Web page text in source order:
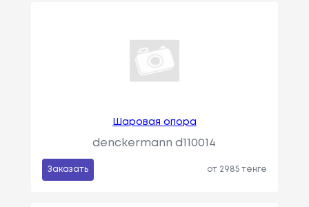
Шаровая опора
denckermann d110014
Заказать от 2985 тенге